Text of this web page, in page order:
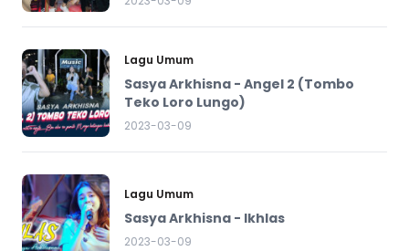
Lagu Umum
Sasya Arkhisna - Angel 2 (Tombo
Teko Loro Lungo)
2023-03-09
Lagu Umum
Sasya Arkhisna - Ikhlas
2023-03-09